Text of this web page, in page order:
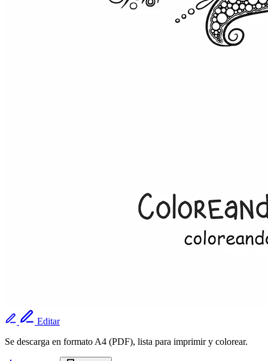
Editar
Se descarga en formato A4 (PDF), lista para imprimir y colorear.